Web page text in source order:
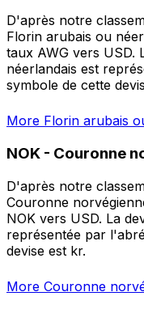
D'après notre
Florin arubais ou
taux AWG vers USD.
néerlandais est
symbole de cette
More Florin arubais
NOK - Couronne
D'après notre
Couronne
NOK vers USD. La
représentée par
devise est kr.
More Couronne